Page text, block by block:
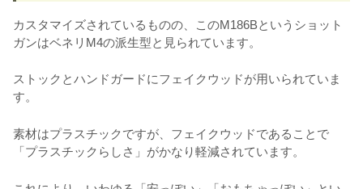
カスタマイズされているものの、このM186Bというショット
ガンはベネリM4の派生型と見られています。
ストックとハンドガードにフェイクウッドが用いられていま
す。
素材はプラスチックですが、フェイクウッドであることで
「プラスチックらしさ」がかなり軽減されています。